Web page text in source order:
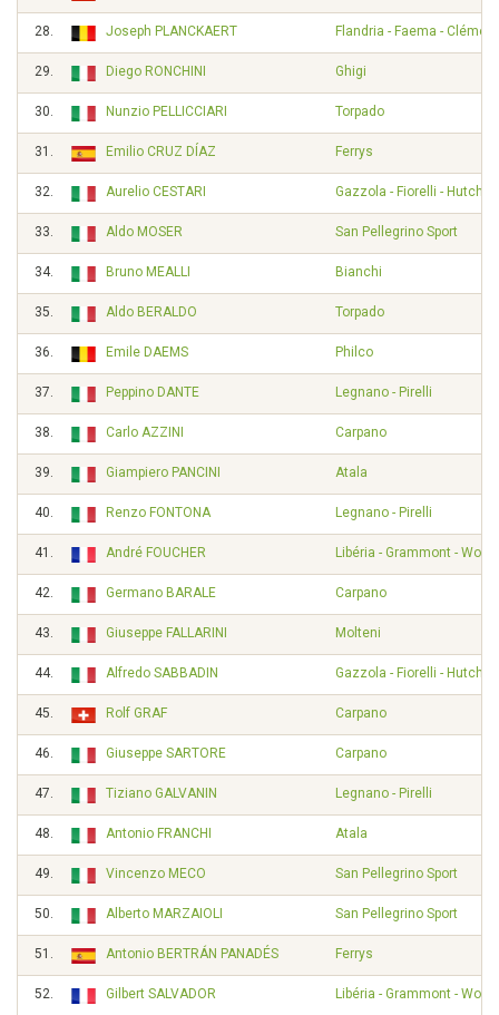
28. Joseph PLANCKAERT Flandria - Faema - Clément
29. Diego RONCHINI Ghigi
30. Nunzio PELLICCIARI Torpado
31. Emilio CRUZ DÍAZ Ferrys
32. Aurelio CESTARI Gazzola - Fiorelli -
33. Aldo MOSER San Pellegrino Sport
34. Bruno MEALLI Bianchi
35. Aldo BERALDO Torpado
36. Emile DAEMS Philco
37. Peppino DANTE Legnano - Pirelli
38. Carlo AZZINI Carpano
39. Giampiero PANCINI Atala
40. Renzo FONTONA Legnano - Pirelli
41. André FOUCHER Libéria - Grammont -
42. Germano BARALE Carpano
43. Giuseppe FALLARINI Molteni
44. Alfredo SABBADIN Gazzola - Fiorelli -
45. Rolf GRAF Carpano
46. Giuseppe SARTORE Carpano
47. Tiziano GALVANIN Legnano - Pirelli
48. Antonio FRANCHI Atala
49. Vincenzo MECO San Pellegrino Sport
50. Alberto MARZAIOLI San Pellegrino Sport
51. Antonio BERTRÁN PANADÉS Ferrys
52. Gilbert SALVADOR Libéria - Grammont -